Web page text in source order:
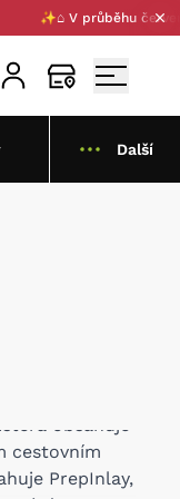
✨⌂ V průběhu července
Další
obsahuje
cestovním
PrepInlay,